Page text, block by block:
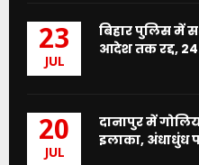
23
JUL
बिहार पुलिस में
आदेश तक रद्द,
20
JUL
दानापुर में
इलाका, अंधाधुंध